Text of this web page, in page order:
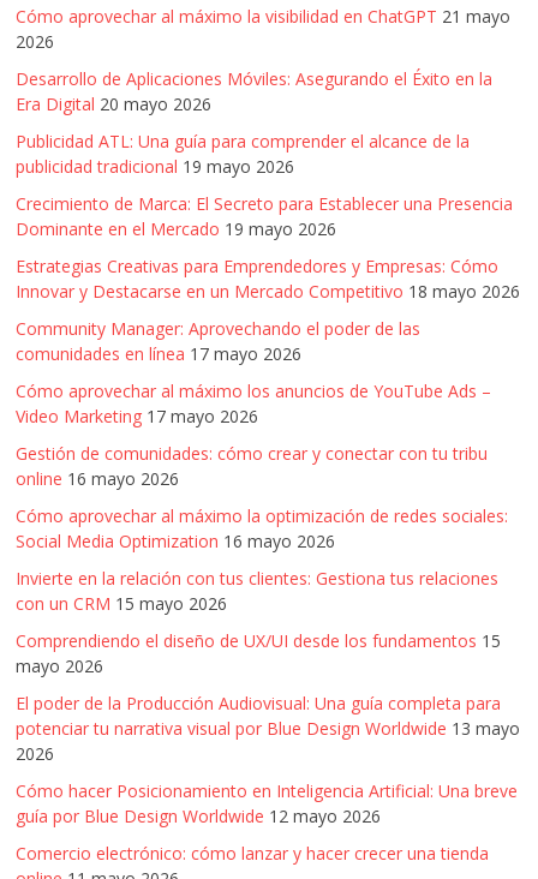
Cómo aprovechar al máximo la visibilidad en ChatGPT 21 mayo
2026
Desarrollo de Aplicaciones Móviles: Asegurando el Éxito en la
Era Digital 20 mayo 2026
Publicidad ATL: Una guía para comprender el alcance de la
publicidad tradicional 19 mayo 2026
Crecimiento de Marca: El Secreto para Establecer una Presencia
Dominante en el Mercado 19 mayo 2026
Estrategias Creativas para Emprendedores y Empresas: Cómo
Innovar y Destacarse en un Mercado Competitivo 18 mayo 2026
Community Manager: Aprovechando el poder de las
comunidades en línea 17 mayo 2026
Cómo aprovechar al máximo los anuncios de YouTube Ads –
Video Marketing 17 mayo 2026
Gestión de comunidades: cómo crear y conectar con tu tribu
online 16 mayo 2026
Cómo aprovechar al máximo la optimización de redes sociales:
Social Media Optimization 16 mayo 2026
Invierte en la relación con tus clientes: Gestiona tus relaciones
con un CRM 15 mayo 2026
Comprendiendo el diseño de UX/UI desde los fundamentos 15
mayo 2026
El poder de la Producción Audiovisual: Una guía completa para
potenciar tu narrativa visual por Blue Design Worldwide 13 mayo
2026
Cómo hacer Posicionamiento en Inteligencia Artificial: Una breve
guía por Blue Design Worldwide 12 mayo 2026
Comercio electrónico: cómo lanzar y hacer crecer una tienda